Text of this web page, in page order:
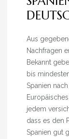
» NEUIGKEITEN
» SHOP
Aus
Nachfragen
Bekannt
bis
Spanien
jedem
dass es den
Spanien gut